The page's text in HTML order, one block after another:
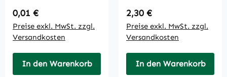
Regulärer Preis:
0,01 €
Preise exkl. MwSt. zzgl.
Versandkosten
In den Warenkorb
Regulärer Preis:
2,30 €
Preise exkl. MwSt. zzgl.
Versandkosten
In den Warenkorb